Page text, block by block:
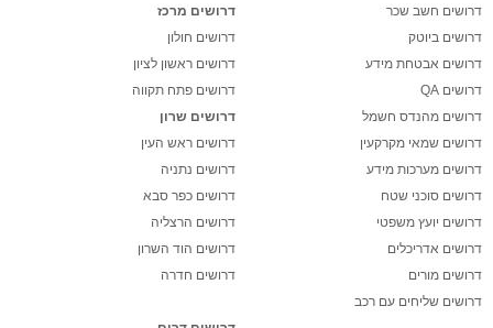
דרושים חשב שכר
דרושים ביוטק
דרושים אבטחת מידע
דרושים QA
דרושים מהנדס חשמל
דרושים שמאי מקרקעין
דרושים מערכות מידע
דרושים סוכני שטח
דרושים יועץ משפטי
דרושים אדריכלים
דרושים מורים
דרושים שליחים עם רכב
דרושים מרכז
דרושים חולון
דרושים ראשון לציון
דרושים פתח תקווה
דרושים שרון
דרושים ראש העין
דרושים נתניה
דרושים כפר סבא
דרושים הרצליה
דרושים הוד השרון
דרושים חדרה